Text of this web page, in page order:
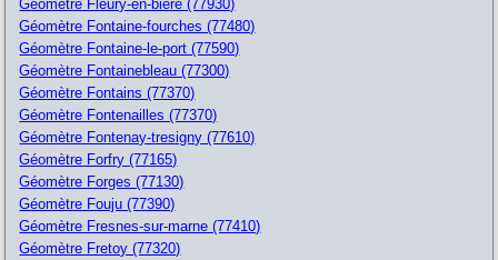
Géomètre Fleury-en-biere (77930)
Géomètre Fontaine-fourches (77480)
Géomètre Fontaine-le-port (77590)
Géomètre Fontainebleau (77300)
Géomètre Fontains (77370)
Géomètre Fontenailles (77370)
Géomètre Fontenay-tresigny (77610)
Géomètre Forfry (77165)
Géomètre Forges (77130)
Géomètre Fouju (77390)
Géomètre Fresnes-sur-marne (77410)
Géomètre Fretoy (77320)